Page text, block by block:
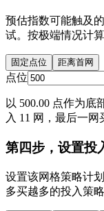
预估指数可能触及
试。按极端情况计
固定点位 距离首网
点位
以 500.00 点作为
入 11 网，最后一网
第四步，设置投
设置该网格策略计
多买越多的投入策略